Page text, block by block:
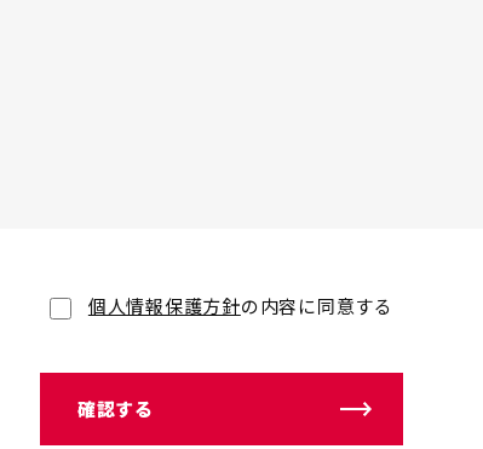
個人情報保護方針の内容に同意する
確認する